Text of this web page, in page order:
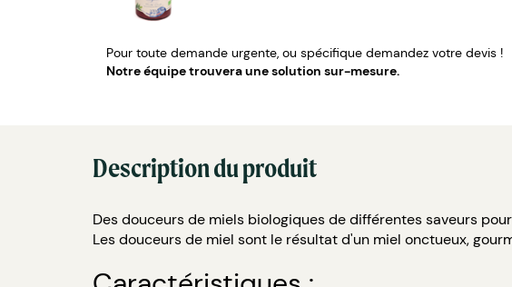
Pour toute demande urgente, ou spécifique demandez votre devis !
Notre équipe trouvera une solution sur-mesure.
Description du produit
Des douceurs de miels biologiques de différentes saveurs
Les douceurs de miel sont le résultat d'un miel onctueux,